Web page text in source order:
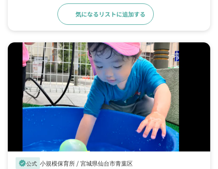
気になるリストに追加する
verified公式 小規模保育所 /宮城県仙台市青葉区